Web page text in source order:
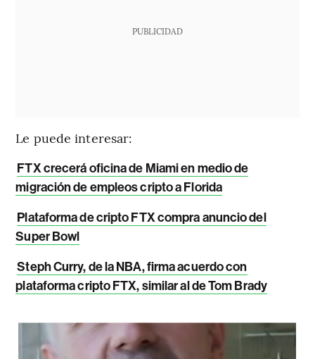
PUBLICIDAD
Le puede interesar:
FTX crecerá oficina de Miami en medio de
migración de empleos cripto a Florida
Plataforma de cripto FTX compra anuncio del
Super Bowl
Steph Curry, de la NBA, firma acuerdo con
plataforma cripto FTX, similar al de Tom Brady